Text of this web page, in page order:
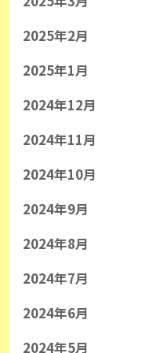
2025年2月
2025年1月
2024年12月
2024年11月
2024年10月
2024年9月
2024年8月
2024年7月
2024年6月
2024年5月